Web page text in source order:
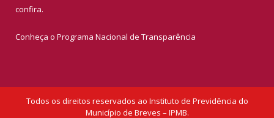
confira.
Conheça o Programa Nacional de Transparência
Todos os direitos reservados ao Instituto de Previdência do
Município de Breves – IPMB.